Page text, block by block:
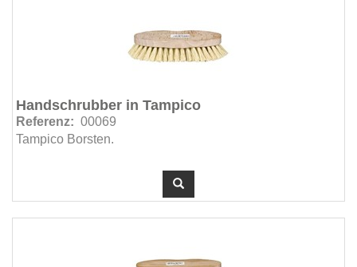
Handschrubber in Tampico
Referenz: 00069
Tampico Borsten.